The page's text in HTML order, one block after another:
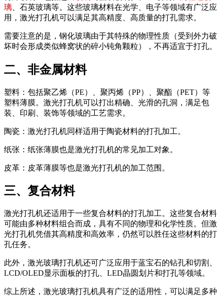
璃 、石英玻璃等。这些玻璃材料在光学、电子等领域有广泛应
用，激光打孔机可以满足其高精度、高质量的打孔需求。
需要注意的是，钢化玻璃由于其特殊的物理性质（受到外力破
坏时会形成类似蜂窝状的碎小钝角颗粒），不再适宜于打孔。
二、非金属材料
塑料：包括聚乙烯（PE）、聚丙烯（PP）、聚酯（PET）等
塑料薄膜。激光打孔机可以打出精确、光滑的孔洞，满足包
装、印刷、装饰等领域的工艺需求。
陶瓷：激光打孔机同样适用于陶瓷材料的打孔加工。
纸张：纸张薄膜也是激光打孔机的常见加工对象。
皮革：皮革薄膜等也是激光打孔机的加工范围。
三、复合材料
激光打孔机还适用于一些复合材料的打孔加工。这些复合材料
可能由多种材料组合而成，具有不同的物理和化学性质。但激
光打孔机凭借其高精度和高效率，仍然可以胜任这些材料的打
孔任务。
此外，激光玻璃打孔机还可广泛应用于蓝宝石的钻孔和切割、
LCD/OLED显示面板的打孔、LED晶圆划片和打孔等领域。
综上所述，激光玻璃打孔机具有广泛的适用性，可以满足多种